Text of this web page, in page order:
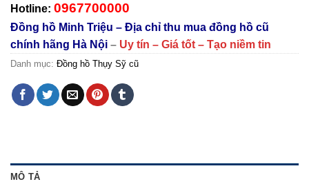
Hotline: 0967700000
Đồng hồ Minh Triệu – Địa chỉ thu mua đồng hồ cũ
chính hãng Hà Nội – Uy tín – Giá tốt – Tạo niềm tin
Danh mục: Đồng hồ Thụy Sỹ cũ
MÔ TẢ